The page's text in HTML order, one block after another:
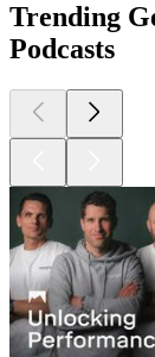
Trending
Podcasts